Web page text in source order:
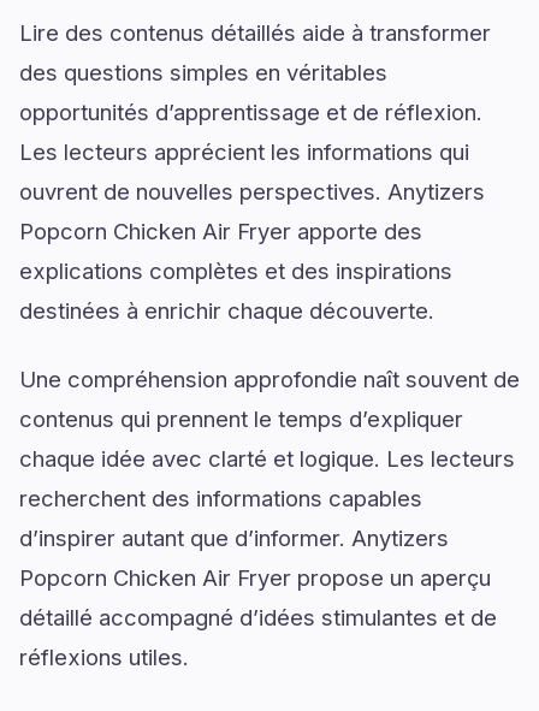
Lire des contenus détaillés aide à transformer
des questions simples en véritables
opportunités d’apprentissage et de réflexion.
Les lecteurs apprécient les informations qui
ouvrent de nouvelles perspectives. Anytizers
Popcorn Chicken Air Fryer apporte des
explications complètes et des inspirations
destinées à enrichir chaque découverte.
Une compréhension approfondie naît souvent de
contenus qui prennent le temps d’expliquer
chaque idée avec clarté et logique. Les lecteurs
recherchent des informations capables
d’inspirer autant que d’informer. Anytizers
Popcorn Chicken Air Fryer propose un aperçu
détaillé accompagné d’idées stimulantes et de
réflexions utiles.